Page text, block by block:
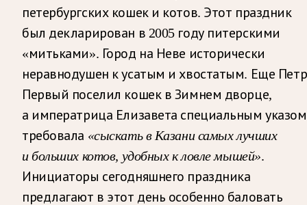
петербургских кошек и котов. Этот праздник
был декларирован в 2005 году питерскими
«митьками». Город на Неве исторически
неравнодушен к усатым и хвостатым. Еще Петр
Первый поселил кошек в Зимнем дворце,
а императрица Елизавета специальным указом
требовала «сыскать в Казани самых лучших
и больших котов, удобных к ловле мышей».
Инициаторы сегодняшнего праздника
предлагают в этот день особенно баловать